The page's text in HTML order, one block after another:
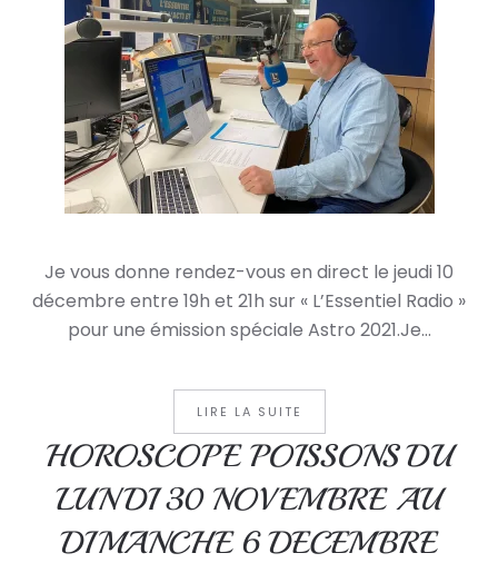
Je vous donne rendez-vous en direct le jeudi 10
décembre entre 19h et 21h sur « L’Essentiel Radio »
pour une émission spéciale Astro 2021.Je...
LIRE LA SUITE
HOROSCOPE POISSONS DU
LUNDI 30 NOVEMBRE AU
DIMANCHE 6 DECEMBRE